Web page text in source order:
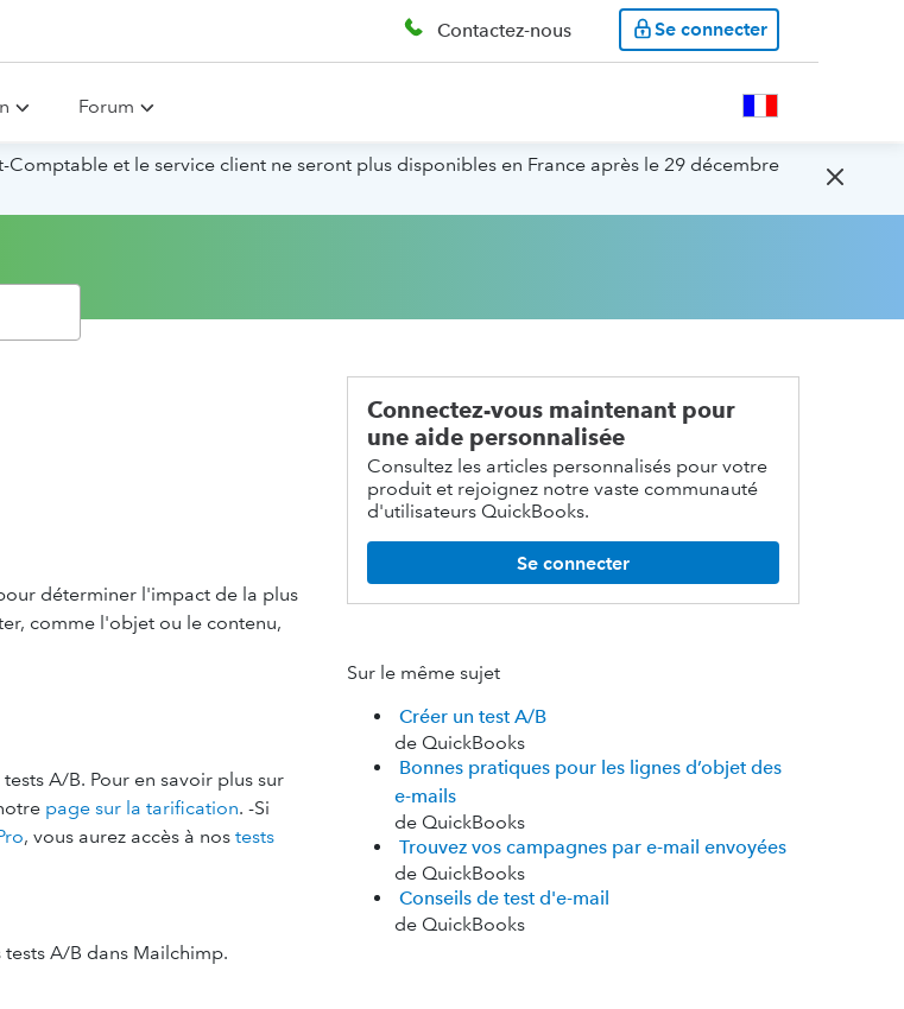
Contactez-nous Se connecter
Forum
et le service client ne seront plus disponibles en France après le 29 décembre
déterminer l'impact de la plus
comme l'objet ou le contenu,
A/B. Pour en savoir plus sur
page sur la tarification. -Si
, vous aurez accès à nos tests
A/B dans Mailchimp.
Connectez-vous maintenant pour
une aide personnalisée
Consultez les articles personnalisés pour votre
produit et rejoignez notre vaste communauté
d'utilisateurs QuickBooks.
Se connecter
Sur le même sujet
Créer un test A/B
de QuickBooks
Bonnes pratiques pour les lignes d’objet des
e-mails
de QuickBooks
Trouvez vos campagnes par e-mail envoyées
de QuickBooks
Conseils de test d'e-mail
de QuickBooks